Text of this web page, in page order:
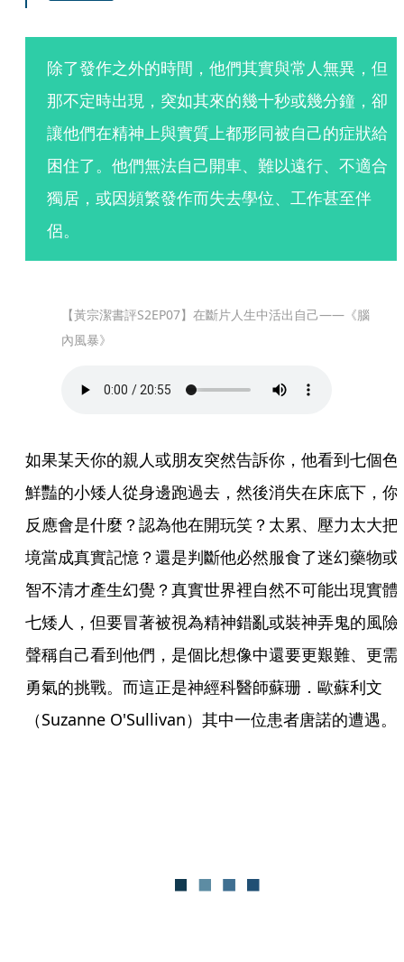
除了發作之外的時間，他們其實與常人無異，但
那不定時出現，突如其來的幾十秒或幾分鐘，卻
讓他們在精神上與實質上都形同被自己的症狀給
困住了。他們無法自己開車、難以遠行、不適合
獨居，或因頻繁發作而失去學位、工作甚至伴
侶。
【黃宗潔書評S2EP07】在斷片人生中活出自己——《腦
內風暴》
如果某天你的親人或朋友突然告訴你，他看到七個色
鮮豔的小矮人從身邊跑過去，然後消失在床底下，你
反應會是什麼？認為他在開玩笑？太累、壓力太大把
境當成真實記憶？還是判斷他必然服食了迷幻藥物或
智不清才產生幻覺？真實世界裡自然不可能出現實體
七矮人，但要冒著被視為精神錯亂或裝神弄鬼的風險
聲稱自己看到他們，是個比想像中還要更艱難、更需
勇氣的挑戰。而這正是神經科醫師蘇珊．歐蘇利文
（Suzanne O'Sullivan）其中一位患者唐諾的遭遇。